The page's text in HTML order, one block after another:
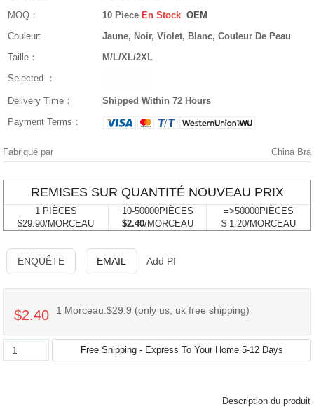
MOQ：
10 Piece En Stock OEM
Couleur:
Jaune, Noir, Violet, Blanc, Couleur De Peau
Taille：
M/L/XL/2XL
Selected ：
Delivery Time：
Shipped Within 72 Hours
Payment Terms：
Fabriqué par China Bra
REMISES SUR QUANTITÉ NOUVEAU PRIX
1 PIÈCES
$29.90/MORCEAU
10-50000PIÈCES
$2.40/MORCEAU
=>50000PIÈCES
$ 1.20/MORCEAU
ENQUÊTE EMAIL Add PI
$2.40 1 Morceau:$29.9 (only us, uk free shipping)
Description du produit